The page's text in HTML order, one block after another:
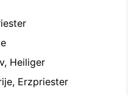
Heiliger
Erzpriester